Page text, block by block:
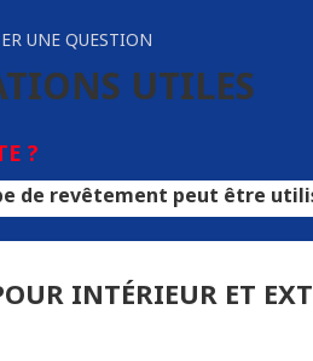
UNE QUESTION
UTILES
?
peut être utilisé pour
INTÉRIEUR ET